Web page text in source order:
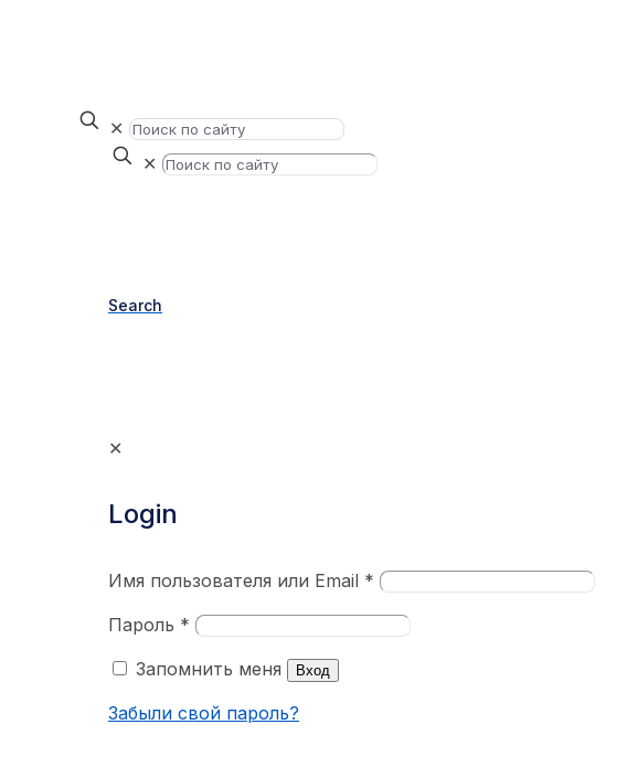
✕
✕
Search
✕
Login
Имя пользователя или Email *
Пароль *
Запомнить меня
Вход
Забыли свой пароль?